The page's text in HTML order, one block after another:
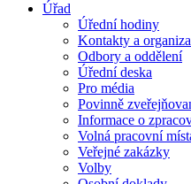
Úřad
Úřední hodiny
Kontakty a
Odbory a oddělení
Úřední deska
Pro média
Povinně
Informace o
Volná pracovní
Veřejné zakázky
Volby